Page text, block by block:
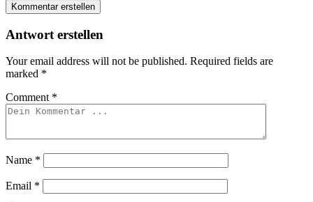
Kommentar erstellen
Antwort erstellen
Your email address will not be published. Required fields are
marked *
Comment *
Name *
Email *